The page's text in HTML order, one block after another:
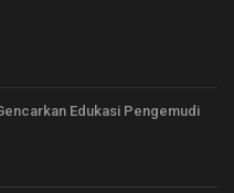
Edukasi Pengemudi